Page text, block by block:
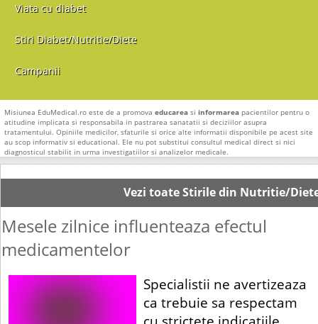
Viata cu diabet
Stiri Diabet/Nutritie/Diete
Campanii
Misiunea EduMedical.ro este de a promovaeducarea siinformarea pacientilor pentru o
atitudine implicata si responsabila in pastrarea sanatatii si deciziilor asupra
tratamentului. Opiniile medicilor, sfaturile si orice alte informatii disponibile pe acest site
au scop informativ si educational. Ele nu pot substitui consultul medical direct si nici
diagnosticul stabilit in urma investigatiilor si analizelor medicale.
Vezi toate Stirile din Nutritie/
Mesele zilnice influenteaza efectul
medicamentelor
Specialistii ne avertizeaza
ca trebuie sa respectam